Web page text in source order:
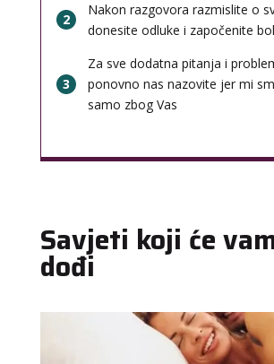
2
Nakon razgovora razmislite o
donesite odluke i započenite
3
Za sve dodatna pitanja i
ponovno nas nazovite jer mi
samo zbog Vas
Savjeti koji će
dođi